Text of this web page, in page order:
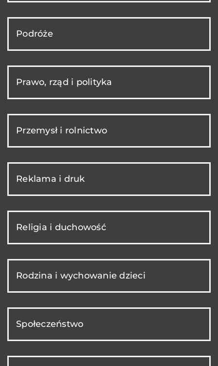
Podróże
Prawo, rząd i polityka
Przemysł i rolnictwo
Reklama i druk
Religia i duchowość
Rodzina i wychowanie dzieci
Społeczeństwo